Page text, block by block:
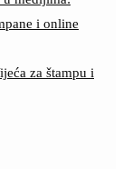
i online
za štampu i